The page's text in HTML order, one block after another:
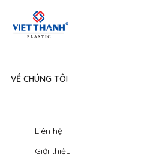
VỀ CHÚNG TÔI
Liên hệ
Giới thiệu